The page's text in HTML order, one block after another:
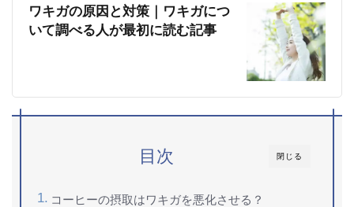
ワキガの原因と対策｜ワキガにつ
いて調べる人が最初に読む記事
閉じる
目次
コーヒーの摂取はワキガを悪化させる？